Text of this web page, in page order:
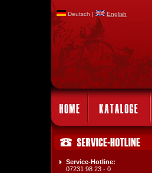
Deutsch | English
Service-Hotline:
07231 98 23 - 0